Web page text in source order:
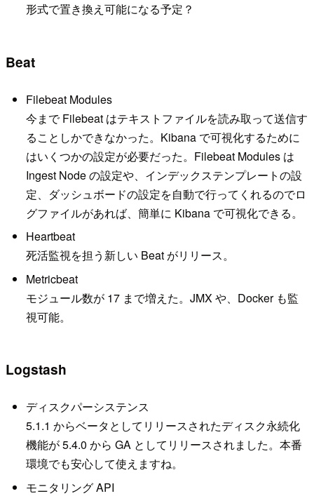
形式で置き換え可能になる予定？
Beat
Filebeat Modules
今まで Filebeat はテキストファイルを読み取って送信す
ることしかできなかった。Kibana で可視化するために
はいくつかの設定が必要だった。Filebeat Modules は
Ingest Node の設定や、インデックステンプレートの設
定、ダッシュボードの設定を自動で行ってくれるのでロ
グファイルがあれば、簡単に Kibana で可視化できる。
Heartbeat
死活監視を担う新しい Beat がリリース。
Metricbeat
モジュール数が 17 まで増えた。JMX や、Docker も監
視可能。
Logstash
ディスクパーシステンス
5.1.1 からベータとしてリリースされたディスク永続化
機能が 5.4.0 から GA としてリリースされました。本番
環境でも安心して使えますね。
モニタリング API